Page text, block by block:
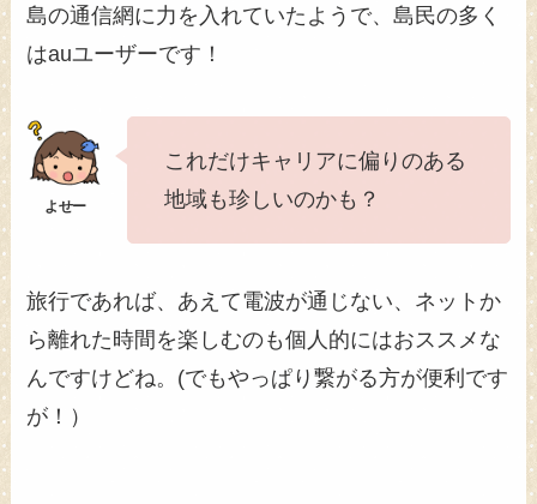
島の通信網に力を入れていたようで、島民の多く
はauユーザーです！
これだけキャリアに偏りのある
地域も珍しいのかも？
旅行であれば、あえて電波が通じない、ネットか
ら離れた時間を楽しむのも個人的にはおススメな
んですけどね。(でもやっぱり繋がる方が便利です
が！）